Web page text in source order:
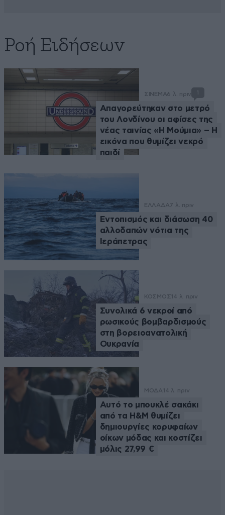
Ροή Ειδήσεων
ΣΙΝΕΜΑ6 λ. πριν
Απαγορεύτηκαν στο μετρό
του Λονδίνου οι αφίσες της
νέας ταινίας «Η Μούμια» – Η
εικόνα που θυμίζει νεκρό
παιδί
ΕΛΛΑΔΑ7 λ. πριν
Εντοπισμός και διάσωση 40
αλλοδαπών νότια της
Ιεράπετρας
ΚΟΣΜΟΣ 14 λ. πριν
Συνολικά 6 νεκροί από
ρωσικούς βομβαρδισμούς
στη βορειοανατολική
Ουκρανία
ΜΟΔΑ 14 λ. πριν
Αυτό το μπουκλέ σακάκι
από τα H&M θυμίζει
δημιουργίες κορυφαίων
οίκων μόδας και κοστίζει
μόλις 27,99 €